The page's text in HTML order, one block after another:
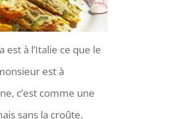
est à l’Italie ce que le
est à
c’est comme une
sans la croûte.